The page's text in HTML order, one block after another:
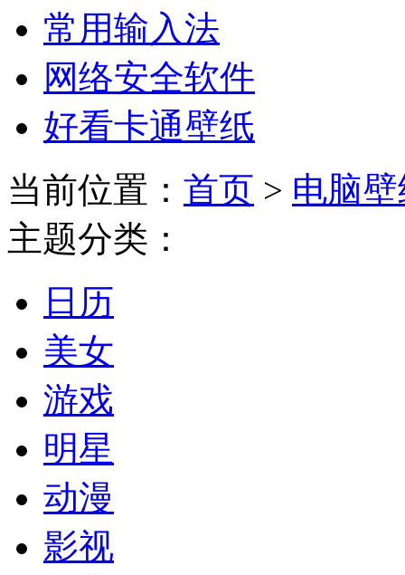
常用输入法
网络安全软件
好看卡通壁纸
当前位置： 首页 > 电脑
主题分类：
日历
美女
游戏
明星
动漫
影视